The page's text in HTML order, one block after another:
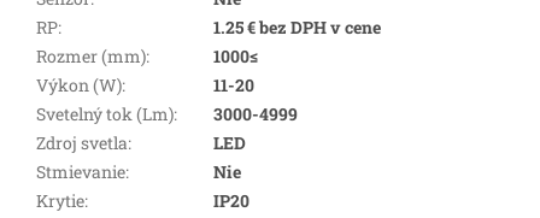
RP:
1.25 € bez DPH v cene
Rozmer (mm):
1000≤
Výkon (W):
11-20
Svetelný tok (Lm):
3000-4999
Zdroj svetla:
LED
Stmievanie:
Nie
Krytie: IP20